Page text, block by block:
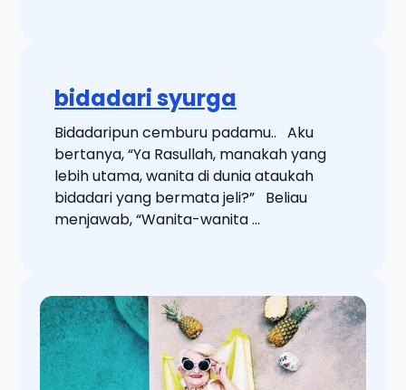
bidadari syurga
Bidadaripun cemburu padamu.. Aku
bertanya, “Ya Rasullah, manakah yang
lebih utama, wanita di dunia ataukah
bidadari yang bermata jeli?” Beliau
menjawab, “Wanita-wanita ...